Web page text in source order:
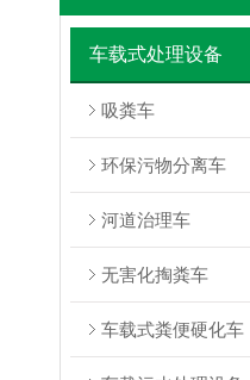
车载式处理设备
吸粪车
环保污物分离车
河道治理车
无害化掏粪车
车载式粪便硬化车